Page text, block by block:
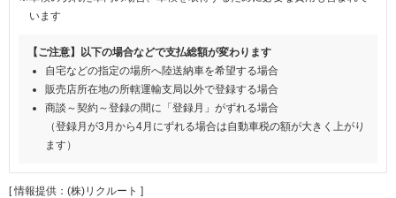
います
【ご注意】以下の場合などで支払総額が変わります
自宅などの指定の場所へ陸送納車を希望する場合
販売店所在地の所轄運輸支局以外で登録する場合
商談～契約～登録の間に「登録月」がずれる場合
（登録月が3月から4月にずれる場合は自動車税の額が大きく上がり
ます）
[ 情報提供：(株)リクルート ]